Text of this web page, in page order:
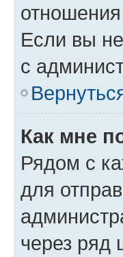
Если вы
с
Как мне
Рядом с
для
через ряд